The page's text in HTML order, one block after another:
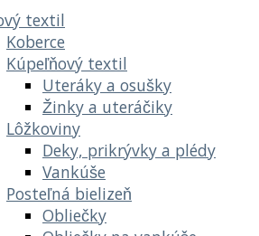
textil
Koberce
Kúpeľňový textil
Uteráky a osušky
Žinky a uteráčiky
Lôžkoviny
Deky, prikrývky a plédy
Vankúše
Posteľná bielizeň
Obliečky